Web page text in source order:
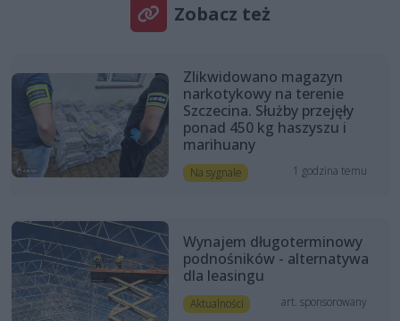
Zobacz też
Zlikwidowano magazyn
narkotykowy na terenie
Szczecina. Służby przejęły
ponad 450 kg haszyszu i
marihuany
Na sygnale 1 godzina temu
Wynajem długoterminowy
podnośników - alternatywa
dla leasingu
Aktualności art. sponsorowany